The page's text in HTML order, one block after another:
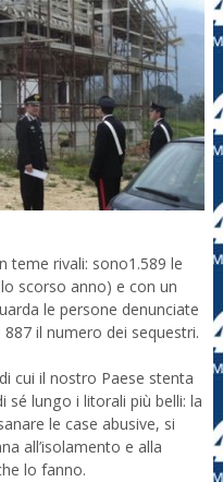
teme rivali: sono1.589 le
scorso anno) e con un
le persone denunciate
il numero dei sequestri.
cui il nostro Paese stenta
sé lungo i litorali più belli: la
le case abusive, si
all’isolamento e alla
lo fanno.